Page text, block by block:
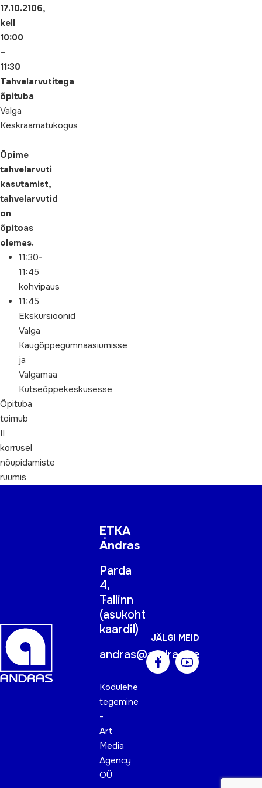
17.10.2106,
kell
10:00
–
11:30
Tahvelarvutitega
õpituba
Valga
Keskraamatukogus
Õpime
tahvelarvuti
kasutamist,
tahvelarvutid
on
õpitoas
olemas.
11:30-
11:45
kohvipaus
11:45
Ekskursioonid
Valga
Kaugõppegümnaasiumisse
ja
Valgamaa
Kutseõppekeskusesse
Õpituba
toimub
II
korrusel
nõupidamiste
ruumis
ETKA
Andras
Parda
4,
Tallinn
(asukoht
kaardil)
andras@andras.ee
Kodulehe
tegemine
-
Art
Media
Agency
OÜ
JÄLGI MEID